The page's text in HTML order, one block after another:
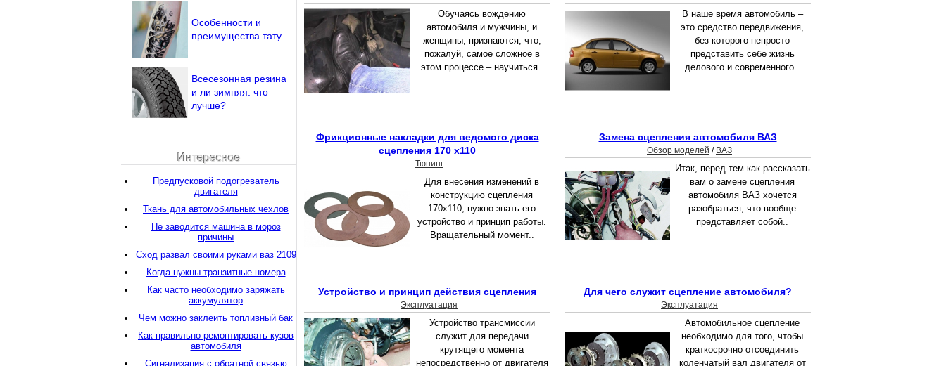
Обучаясь вождению
автомобиля и мужчины, и
женщины, признаются, что,
пожалуй, самое сложное в
этом процессе – научиться..
В наше время автомобиль –
это средство передвижения,
без которого непросто
представить себе жизнь
делового и современного..
Фрикционные накладки для ведомого диска
сцепления 170 x110
Тюнинг
Для внесения изменений в
конструкцию сцепления
170х110, нужно знать его
устройство и принцип работы.
Вращательный момент..
Замена сцепления автомобиля ВАЗ
Обзор моделей / ВАЗ
Итак, перед тем как рассказать
вам о замене сцепления
автомобиля ВАЗ хочется
разобраться, что вообще
представляет собой..
Устройство и принцип действия сцепления
Эксплуатация
Устройство трансмиссии
служит для передачи
крутящего момента
непосредственно от двигателя
Для чего служит сцепление автомобиля?
Эксплуатация
Автомобильное сцепление
необходимо для того, чтобы
краткосрочно отсоединить
коленчатый вал двигателя от
Особенности и
преимущества тату
Всесезонная резина
и ли зимняя: что
лучше?
Интересное
Предпусковой подогреватель
двигателя
Ткань для автомобильных чехлов
Не заводится машина в мороз
причины
Сход развал своими руками ваз 2109
Когда нужны транзитные номера
Как часто необходимо заряжать
аккумулятор
Чем можно заклеить топливный бак
Как правильно ремонтировать кузов
автомобиля
Сигнализация с обратной связью